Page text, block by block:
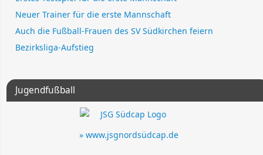
Neuer Trainer für die erste Mannschaft
Auch die Fußball-Frauen des SV Südkirchen feiern
Bezirksliga-Aufstieg
Jugendfußball
» www.jsgnordsüdcap.de